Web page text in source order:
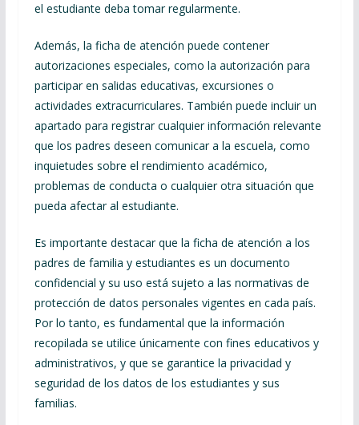
el estudiante deba tomar regularmente.
Además, la ficha de atención puede contener
autorizaciones especiales, como la autorización para
participar en salidas educativas, excursiones o
actividades extracurriculares. También puede incluir un
apartado para registrar cualquier información relevante
que los padres deseen comunicar a la escuela, como
inquietudes sobre el rendimiento académico,
problemas de conducta o cualquier otra situación que
pueda afectar al estudiante.
Es importante destacar que la ficha de atención a los
padres de familia y estudiantes es un documento
confidencial y su uso está sujeto a las normativas de
protección de datos personales vigentes en cada país.
Por lo tanto, es fundamental que la información
recopilada se utilice únicamente con fines educativos y
administrativos, y que se garantice la privacidad y
seguridad de los datos de los estudiantes y sus
familias.